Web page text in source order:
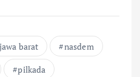
jawa barat
nasdem
pilkada